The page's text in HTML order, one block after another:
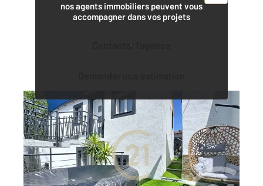
nos agents immobiliers peuvent vous
accompagner dans vos projets
Contacter l'agence
Demander une estimation
ISTRES 13
97,90 m2, 4 pièces
Ref : 3060
Maison à vendre
375 000 €